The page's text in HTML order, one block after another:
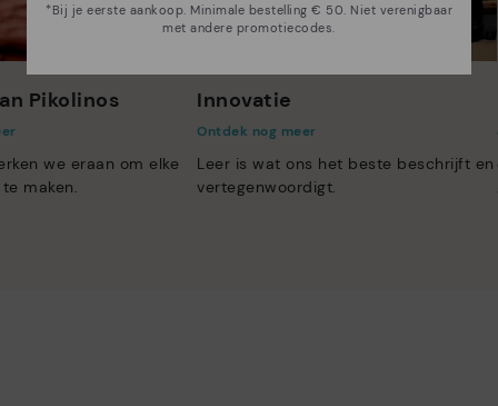
Pikolinos
we eraan om elke
maken.
Innovatie
Ontdek nog meer
Leer is wat ons het beste beschrijft en
vertegenwoordigt.
*Bij je eerste aankoop. Minimale bestelling € 50. Niet verenigbaar
met andere promotiecodes.